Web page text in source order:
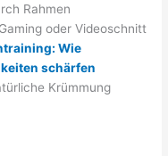
Rahmen
oder Videoschnitt
Wie
schärfen
Krümmung